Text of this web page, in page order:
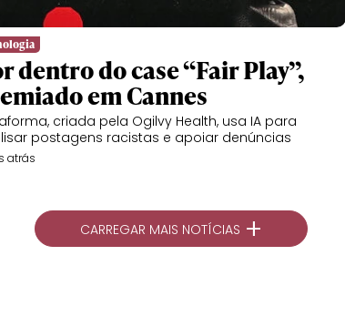
dentro do case “Fair Play”,
em Cannes
criada pela Ogilvy Health, usa IA para
postagens racistas e apoiar denúncias
atrás
CARREGAR MAIS NOTÍCIAS +